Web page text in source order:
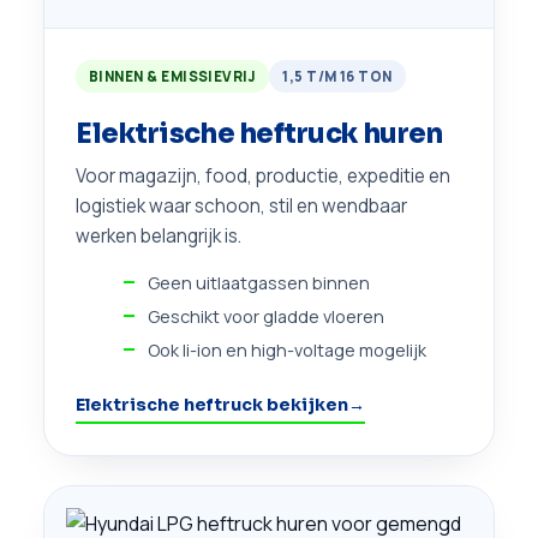
BINNEN & EMISSIEVRIJ 1,5 T/M 16 TON
Elektrische heftruck huren
Voor magazijn, food, productie, expeditie en
logistiek waar schoon, stil en wendbaar
werken belangrijk is.
Geen uitlaatgassen binnen
Geschikt voor gladde vloeren
Ook li-ion en high-voltage mogelijk
Elektrische heftruck bekijken→